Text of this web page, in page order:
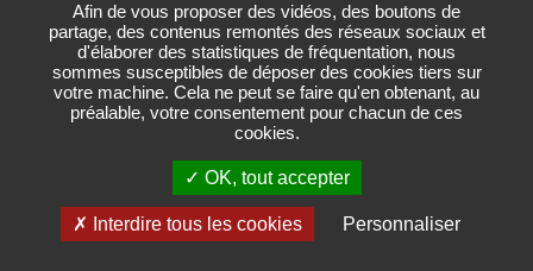
Afin de vous proposer des vidéos, des boutons de
partage, des contenus remontés des réseaux sociaux et
d'élaborer des statistiques de fréquentation, nous
sommes susceptibles de déposer des cookies tiers sur
votre machine. Cela ne peut se faire qu'en obtenant, au
préalable, votre consentement pour chacun de ces
cookies.
OK, tout accepter
Interdire tous les cookies Personnaliser